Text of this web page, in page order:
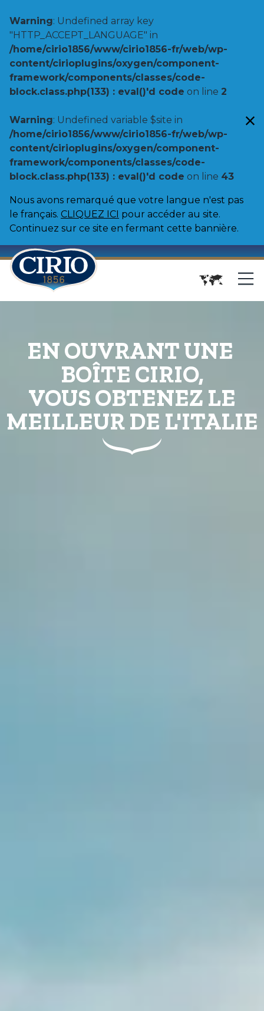
Warning: Undefined array key
"HTTP_ACCEPT_LANGUAGE" in
/home/cirio1856/www/cirio1856-fr/web/wp-
content/cirioplugins/oxygen/component-
framework/components/classes/code-
block.class.php(133) : eval()'d code on line 2
Warning: Undefined variable $site in
/home/cirio1856/www/cirio1856-fr/web/wp-
content/cirioplugins/oxygen/component-
framework/components/classes/code-
block.class.php(133) : eval()'d code on line 43
Nous avons remarqué que votre langue n'est pas
le français. CLIQUEZ ICI pour accéder au site.
Continuez sur ce site en fermant cette bannière.
EN OUVRANT UNE
BOÎTE CIRIO,
VOUS OBTENEZ LE
MEILLEUR DE L'ITALIE